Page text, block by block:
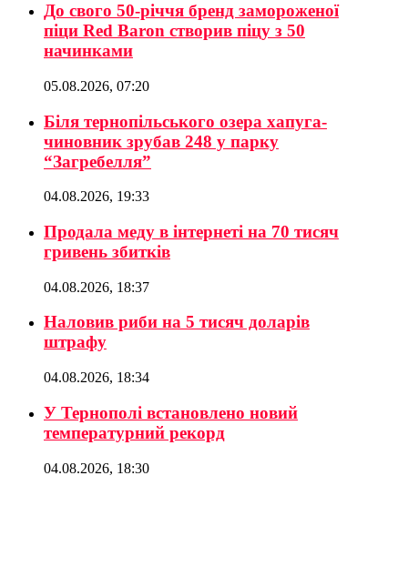
До свого 50-річчя бренд замороженої
піци Red Baron створив піцу з 50
начинками
05.08.2026, 07:20
Біля тернопільського озера хапуга-
чиновник зрубав 248 у парку
“Загребелля”
04.08.2026, 19:33
Продала меду в інтернеті на 70 тисяч
гривень збитків
04.08.2026, 18:37
Наловив риби на 5 тисяч доларів
штрафу
04.08.2026, 18:34
У Тернополі встановлено новий
температурний рекорд
04.08.2026, 18:30